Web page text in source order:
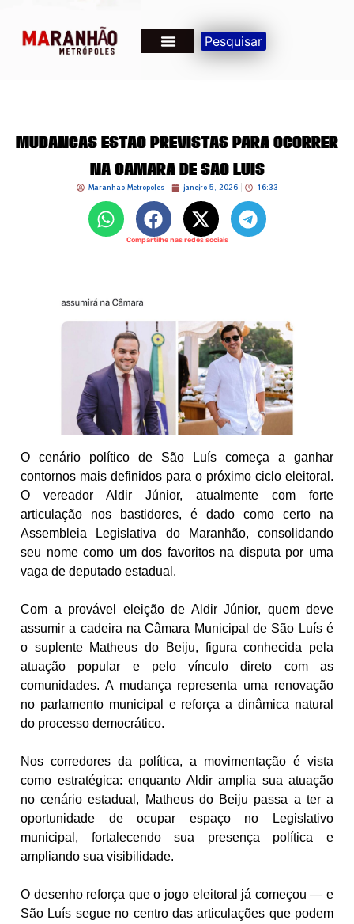
Pesquisar
Mudanças estão previstas para ocorrer
na Câmara de São Luís
Maranhao Metropoles janeiro 5, 2026 16:33
Compartilhe nas redes sociais
O cenário político de São Luís começa a ganhar
contornos mais definidos para o próximo ciclo eleitoral.
O vereador Aldir Júnior, atualmente com forte
articulação nos bastidores, é dado como certo na
Assembleia Legislativa do Maranhão, consolidando
seu nome como um dos favoritos na disputa por uma
vaga de deputado estadual.
Com a provável eleição de Aldir Júnior, quem deve
assumir a cadeira na Câmara Municipal de São Luís é
o suplente Matheus do Beiju, figura conhecida pela
atuação popular e pelo vínculo direto com as
comunidades. A mudança representa uma renovação
no parlamento municipal e reforça a dinâmica natural
do processo democrático.
Nos corredores da política, a movimentação é vista
como estratégica: enquanto Aldir amplia sua atuação
no cenário estadual, Matheus do Beiju passa a ter a
oportunidade de ocupar espaço no Legislativo
municipal, fortalecendo sua presença política e
ampliando sua visibilidade.
O desenho reforça que o jogo eleitoral já começou — e
São Luís segue no centro das articulações que podem